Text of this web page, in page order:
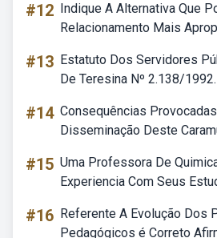
#12 Indique A Alternativa Que
Relacionamento Mais
#13 Estatuto Dos Servidores
De Teresina Nº 2.138/1992.
#14 Consequências
Disseminação Deste
#15 Uma Professora De
Experiencia Com Seus
#16 Referente A Evolução Dos
Pedagógicos é Correto